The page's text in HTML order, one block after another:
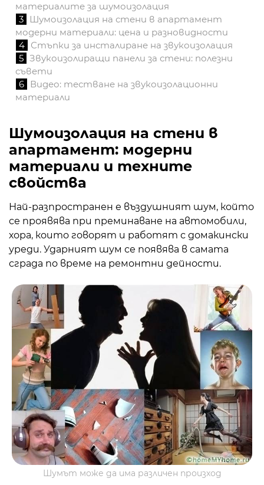
материалите за шумоизолация
3 Шумоизолация на стени в апартамент
модерни материали: цена и разновидности
4 Стъпки за инсталиране на звукоизолация
5 Звукоизолиращи панели за стени: полезни
съвети
6 Видео: тестване на звукоизолационни
материали
Шумоизолация на стени в
апартамент: модерни
материали и техните
свойства
Най-разпространен е въздушният шум, който
се проявява при преминаване на автомобили,
хора, които говорят и работят с домакински
уреди. Ударният шум се появява в самата
сграда по време на ремонтни дейности.
Шумът може да има различен произход